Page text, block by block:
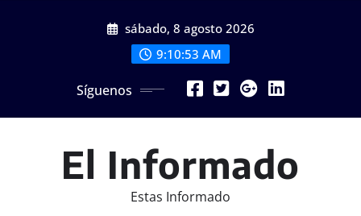
sábado, 8 agosto 2026
9:10:55 AM
Síguenos
El Informado
Estas Informado